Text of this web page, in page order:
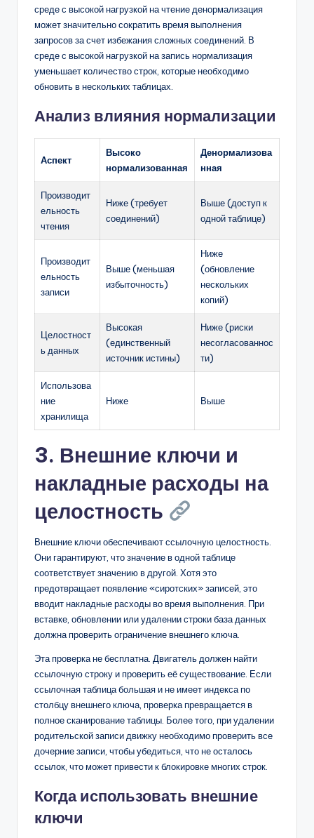
среде с высокой нагрузкой на чтение денормализация
может значительно сократить время выполнения
запросов за счет избежания сложных соединений. В
среде с высокой нагрузкой на запись нормализация
уменьшает количество строк, которые необходимо
обновить в нескольких таблицах.
Анализ влияния нормализации
Аспект
Высоко
нормализованная
Денормализова
нная
Производит
ельность
чтения
Ниже (требует
соединений)
Выше (доступ к
одной таблице)
Производит
ельность
записи
Выше (меньшая
избыточность)
Ниже
(обновление
нескольких
копий)
Целостност
ь данных
Высокая
(единственный
источник истины)
Ниже (риски
несогласованнос
ти)
Использова
ние
хранилища
Ниже Выше
3. Внешние ключи и
накладные расходы на
целостность
Внешние ключи обеспечивают ссылочную целостность.
Они гарантируют, что значение в одной таблице
соответствует значению в другой. Хотя это
предотвращает появление «сиротских» записей, это
вводит накладные расходы во время выполнения. При
вставке, обновлении или удалении строки база данных
должна проверить ограничение внешнего ключа.
Эта проверка не бесплатна. Двигатель должен найти
ссылочную строку и проверить её существование. Если
ссылочная таблица большая и не имеет индекса по
столбцу внешнего ключа, проверка превращается в
полное сканирование таблицы. Более того, при удалении
родительской записи движку необходимо проверить все
дочерние записи, чтобы убедиться, что не осталось
ссылок, что может привести к блокировке многих строк.
Когда использовать внешние
ключи